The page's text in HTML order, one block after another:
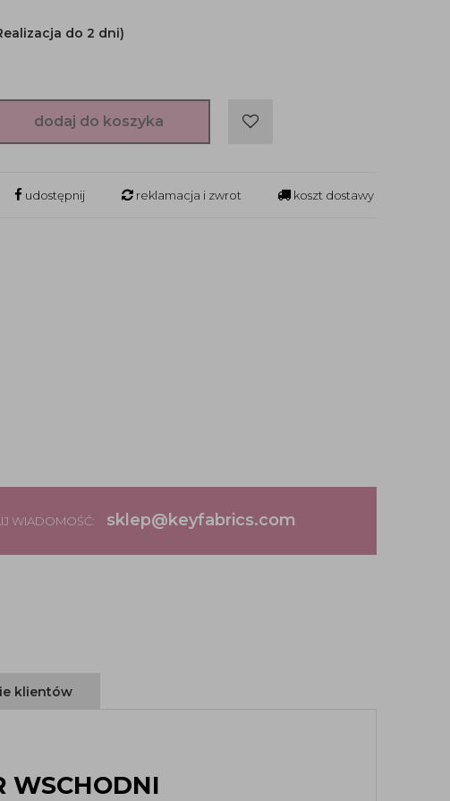
do 2 dni)
dodaj do koszyka
udostępnij reklamacja i zwrot koszt dostawy
WIADOMOŚĆ: sklep@keyfabrics.com
klientów
WSCHODNI